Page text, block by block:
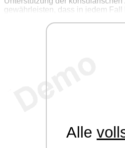
gewährleisten, dass in jedem
Alle